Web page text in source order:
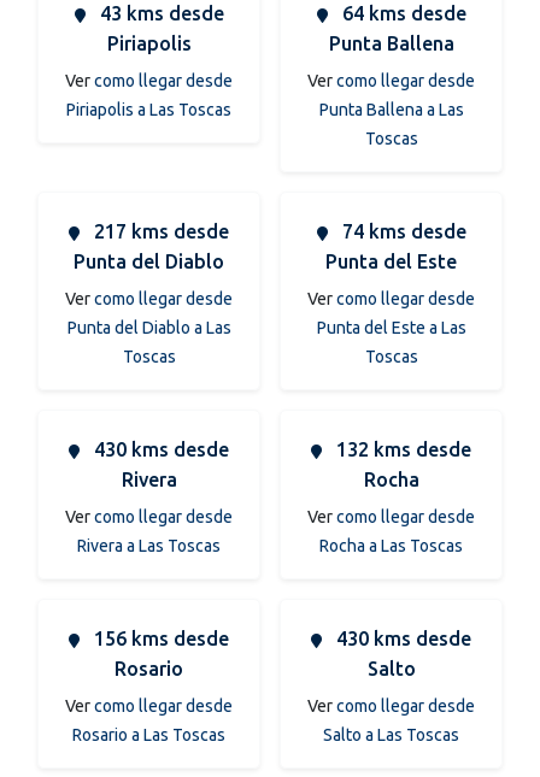
43 kms desde
Piriapolis
Vercomo llegar desde
Piriapolis a Las Toscas
64 kms desde
Punta Ballena
Vercomo llegar desde
Punta Ballena a Las
Toscas
217 kms desde
Punta del Diablo
Vercomo llegar desde
Punta del Diablo a Las
Toscas
74 kms desde
Punta del Este
Vercomo llegar desde
Punta del Este a Las
Toscas
430 kms desde
Rivera
Vercomo llegar desde
Rivera a Las Toscas
132 kms desde
Rocha
Vercomo llegar desde
Rocha a Las Toscas
156 kms desde
Rosario
Vercomo llegar desde
Rosario a Las Toscas
430 kms desde
Salto
Vercomo llegar desde
Salto a Las Toscas